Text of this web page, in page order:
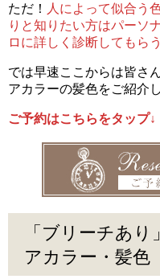
ただ！
人によって似合う
りと知りたい方はパーソ
ロに詳しく診断してもら
では早速ここからは皆さ
アカラーの髪色をご紹介
ご予約はこちらをタップ↓
「ブリーチあ
アカラー・髪色